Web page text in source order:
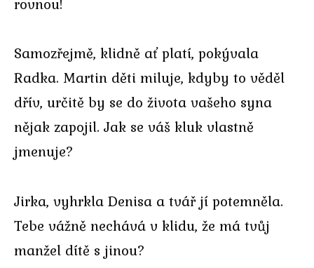
Samozřejmě, klidně ať platí, pokývala
Radka. Martin děti miluje, kdyby to věděl
dřív, určitě by se do života vašeho syna
nějak zapojil. Jak se váš kluk vlastně
jmenuje?
Jirka, vyhrkla Denisa a tvář jí potemněla.
Tebe vážně nechává v klidu, že má tvůj
manžel dítě s jinou?